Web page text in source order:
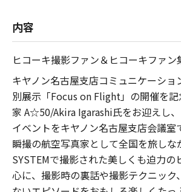
内容
ヒコーキ撮影ファン＆ヒコーキファン
キヤノン名古屋支店コミュニケーショ
別展示「Focus on Flight」の開催を
家 A☆50/Akira Igarashi氏をお迎えし
イベントをキヤノン名古屋支店会議室
瞬撮の航空写真家として全国を旅しな
SYSTEMで撮影された美しくも迫力の
心に、撮影時の裏話や撮影テクニック